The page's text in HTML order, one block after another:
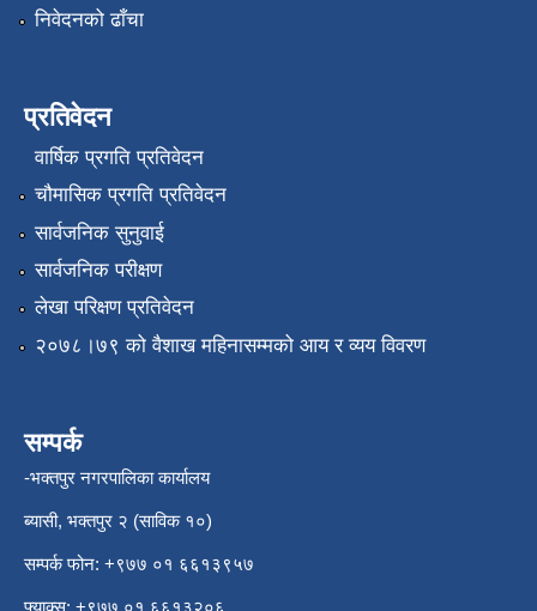
निवेदनको ढाँचा
प्रतिवेदन
वार्षिक प्रगति प्रतिवेदन
चौमासिक प्रगति प्रतिवेदन
सार्वजनिक सुनुवाई
सार्वजनिक परीक्षण
लेखा परिक्षण प्रतिवेदन
२०७८।७९ को वैशाख महिनासम्मको आय र व्यय विवरण
सम्पर्क
-भक्तपुर नगरपालिका कार्यालय
ब्यासी, भक्तपुर २ (साविक १०)
सम्पर्क फोन: +९७७ ०१ ६६१३९५७
फ्याक्स्: +९७७ ०१ ६६१३२०६